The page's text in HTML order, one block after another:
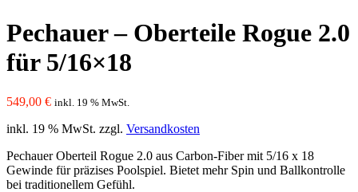
Pechauer – Oberteile Rogue 2.0
für 5/16×18
549,00 € inkl. 19 % MwSt.
inkl. 19 % MwSt. zzgl. Versandkosten
Pechauer Oberteil Rogue 2.0 aus Carbon-Fiber mit 5/16 x 18
Gewinde für präzises Poolspiel. Bietet mehr Spin und Ballkontrolle
bei traditionellem Gefühl.